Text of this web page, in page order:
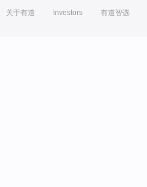
关于有道 Investors 有道智选